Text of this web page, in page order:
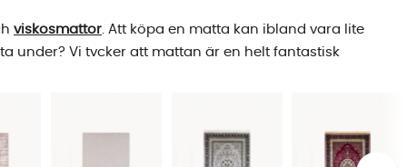
viskosmattor. Att köpa en matta kan ibland vara lite
under? Vi tycker att mattan är en helt fantastisk
lika självklart är det för oss att erbjuda mattor av